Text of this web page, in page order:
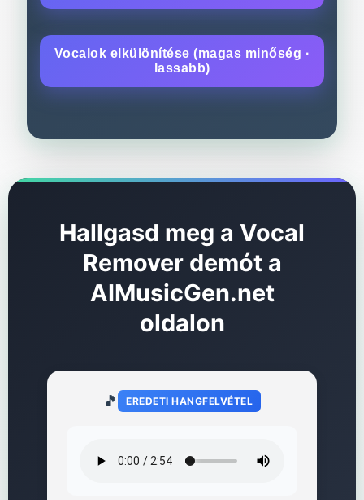
Vocalok elkülönítése (magas minőség ·
lassabb)
Hallgasd meg a Vocal
Remover demót a
AIMusicGen.net
oldalon
🎵 EREDETI HANGFELVÉTEL